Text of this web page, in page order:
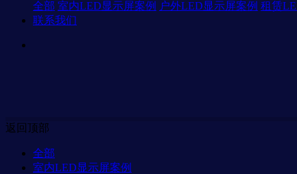
全部 室内LED显示屏案例 户外LED显示屏案例 租赁
联系我们
返回顶部
全部
室内LED显示屏案例